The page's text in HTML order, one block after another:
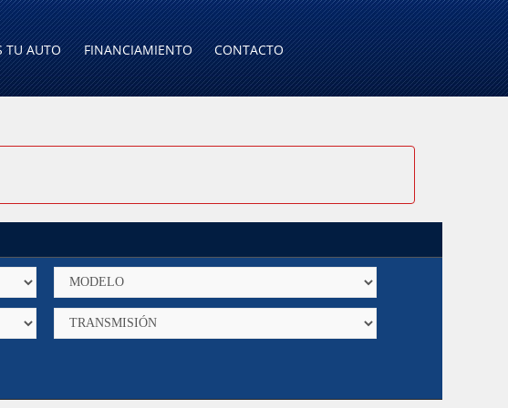
TU AUTO FINANCIAMIENTO CONTACTO